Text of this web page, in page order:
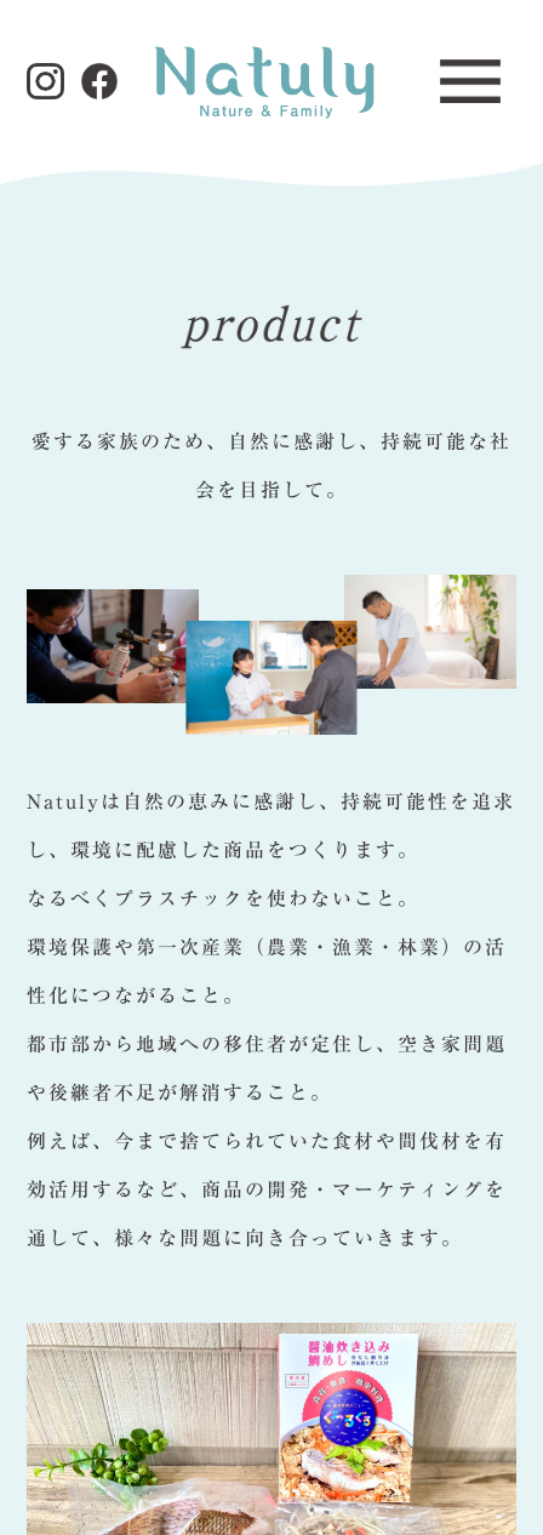
愛する家族のため、自然に感謝し、持続可能な社
会を目指して。
Natulyは自然の恵みに感謝し、持続可能性を追求
し、環境に配慮した商品をつくります。
なるべくプラスチックを使わないこと。
環境保護や第一次産業（農業・漁業・林業）の活
性化につながること。
都市部から地域への移住者が定住し、空き家問題
や後継者不足が解消すること。
例えば、今まで捨てられていた食材や間伐材を有
効活用するなど、商品の開発・マーケティングを
通して、様々な問題に向き合っていきます。